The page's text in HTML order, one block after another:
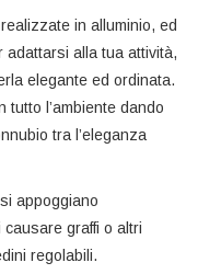
in alluminio, ed
alla tua attività,
elegante ed ordinata.
tutto l’ambiente dando
tra l’eleganza
appoggiano
graffi o altri
regolabili.